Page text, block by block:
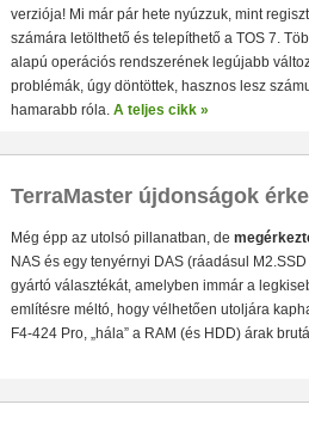
csatlakozás (10 Gbit/sec)
kapacitással
• 3×M.2
verziója! Mi már pár hete nyúzzuk, mint
számára letölthető és telepíthető a TOS 7.
alapú operációs rendszerének legújabb
problémák, úgy döntöttek, hasznos lesz
hamarabb róla. A teljes cikk »
TerraMaster újdonságok
Még épp az utolsó pillanatban, de
NAS és egy tenyérnyi DAS (ráadásul
gyártó választékát, amelyben immár a
említésre méltó, hogy vélhetően utoljára
F4-424 Pro, „hála” a RAM (és HDD) árak